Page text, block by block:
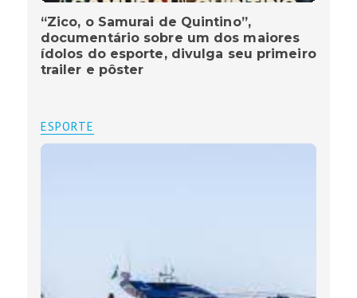
“Zico, o Samurai de Quintino”,
documentário sobre um dos maiores
ídolos do esporte, divulga seu primeiro
trailer e pôster
ESPORTE